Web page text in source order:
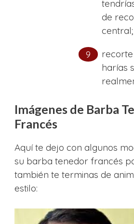
de
central;
harías
Imágenes de Barba
Francés
Aquí te dejo con algunos
su barba tenedor francés
también te terminas de
estilo: